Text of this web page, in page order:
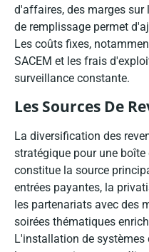
d'affaires, des marges
de remplissage permet
Les coûts fixes,
SACEM et les frais
surveillance constante.
Les Sources De
La diversification des
stratégique pour une
constitue la source
entrées payantes, la
les partenariats avec des
soirées thématiques
L'installation de